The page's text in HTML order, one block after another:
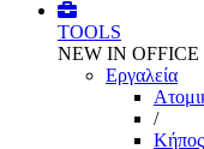
TOOLS
NEW IN OFFICE
Εργαλεία
/
Kήπος